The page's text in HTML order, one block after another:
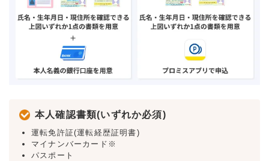
本人確認書類(いずれか必須)
運転免許証(運転経歴証明書)
マイナンバーカード※
パスポート